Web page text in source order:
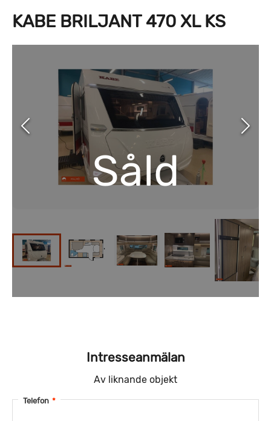
KABE BRILJANT 470 XL KS
Såld
Intresseanmälan
Av liknande objekt
Telefon *